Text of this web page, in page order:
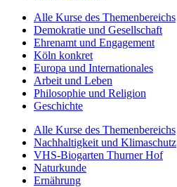
Alle Kurse des Themenbereichs
Demokratie und Gesellschaft
Ehrenamt und Engagement
Köln konkret
Europa und Internationales
Arbeit und Leben
Philosophie und Religion
Geschichte
Alle Kurse des Themenbereichs
Nachhaltigkeit und Klimaschutz
VHS-Biogarten Thurner Hof
Naturkunde
Ernährung